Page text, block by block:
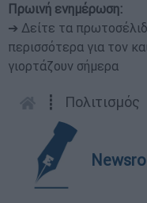
Πρωινή ενημέρωση:
➔ Δείτε τα
περισσότερα για τον
γιορτάζουν σήμερα
┋ Πολιτισμός